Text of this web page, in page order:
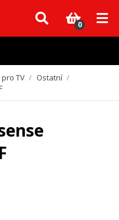
dílů, které nejsou skladem,
pochopení.
0
TV / Ostatní /